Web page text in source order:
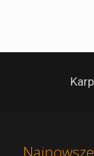
Najnowsze